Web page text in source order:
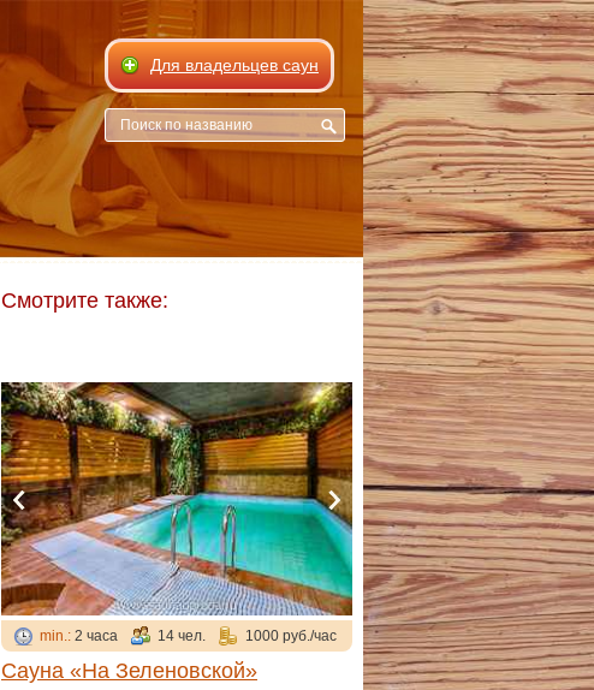
Для владельцев саун
Смотрите также:
min.: 2 часа 14 чел. 1000 руб./час
Сауна «На Зеленовской»